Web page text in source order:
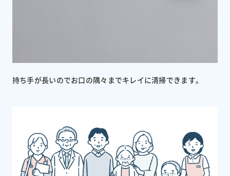
持ち手が長いのでお口の隅々までキレイに清掃できます。